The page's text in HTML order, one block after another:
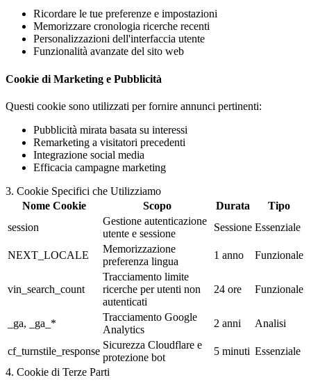
Ricordare le tue preferenze e impostazioni
Memorizzare cronologia ricerche recenti
Personalizzazioni dell'interfaccia utente
Funzionalità avanzate del sito web
Cookie di Marketing e Pubblicità
Questi cookie sono utilizzati per fornire annunci pertinenti:
Pubblicità mirata basata su interessi
Remarketing a visitatori precedenti
Integrazione social media
Efficacia campagne marketing
3. Cookie Specifici che Utilizziamo
Nome Cookie
Scopo Durata
Tipo
session
Gestione autenticazione
utente e sessione
Sessione Essenziale
NEXT_LOCALE
Memorizzazione
preferenza lingua
1 anno Funzionale
vin_search_count
Tracciamento limite
ricerche per utenti non
autenticati
24 ore Funzionale
_ga, _ga_*
Tracciamento Google
Analytics
2 anni Analisi
cf_turnstile_response
Sicurezza Cloudflare e
protezione bot
5 minuti Essenziale
4. Cookie di Terze Parti